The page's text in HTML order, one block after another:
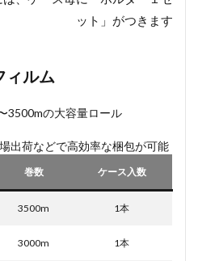
ット」がつきます
ィルム
3500mの大容量ロール
出荷などで高効率な梱包が可能
巻数 ケース入数
3500m 1本
3000m 1本